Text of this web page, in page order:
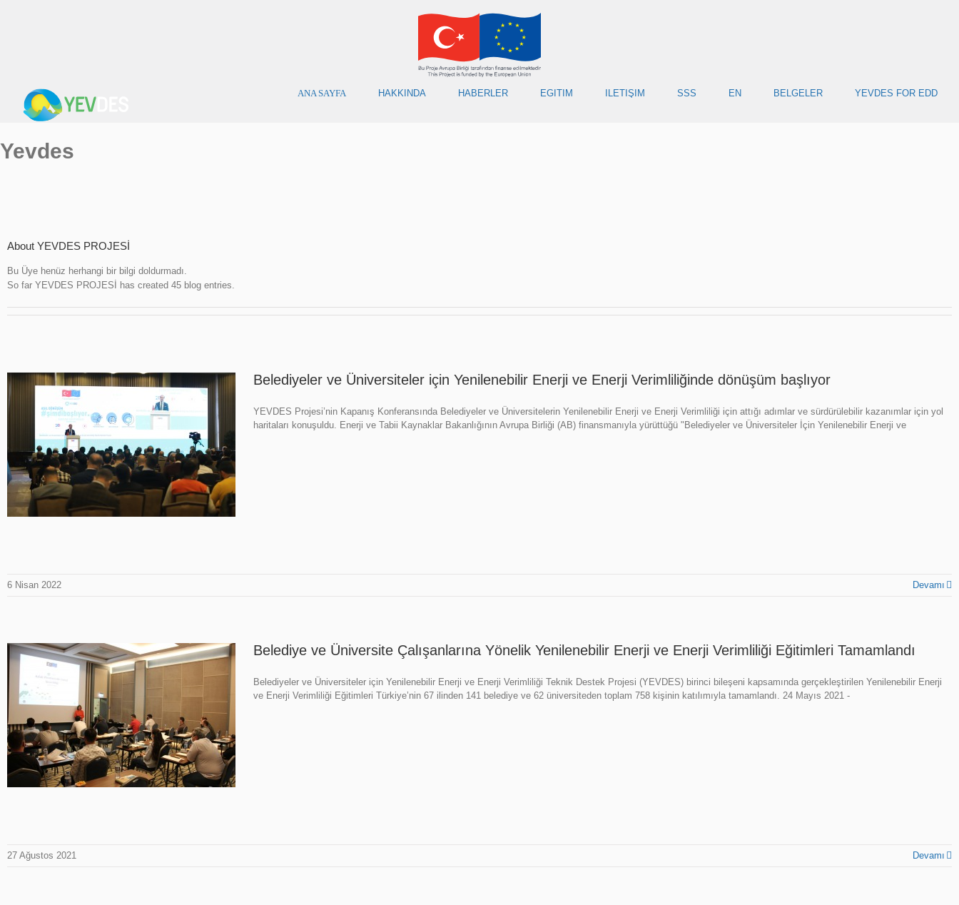
ANA SAYFA HAKKINDA HABERLER EĞİTİM İLETİŞİM SSS EN BELGELER YEVDES FOR EDD
Yevdes
About YEVDES PROJESİ
Bu Üye henüz herhangi bir bilgi doldurmadı.
So far YEVDES PROJESİ has created 45 blog entries.
Belediyeler ve Üniversiteler için Yenilenebilir Enerji ve Enerji Verimliliğinde dönüşüm başlıyor
YEVDES Projesi’nin Kapanış Konferansında Belediyeler ve Üniversitelerin Yenilenebilir Enerji ve Enerji Verimliliği için attığı adımlar ve sürdürülebilir kazanımlar için yol
haritaları konuşuldu. Enerji ve Tabii Kaynaklar Bakanlığının Avrupa Birliği (AB) finansmanıyla yürüttüğü "Belediyeler ve Üniversiteler İçin Yenilenebilir Enerji ve
6 Nisan 2022 Devamı
Belediye ve Üniversite Çalışanlarına Yönelik Yenilenebilir Enerji ve Enerji Verimliliği Eğitimleri Tamamlandı
Belediyeler ve Üniversiteler için Yenilenebilir Enerji ve Enerji Verimliliği Teknik Destek Projesi (YEVDES) birinci bileşeni kapsamında gerçekleştirilen Yenilenebilir Enerji
ve Enerji Verimliliği Eğitimleri Türkiye’nin 67 ilinden 141 belediye ve 62 üniversiteden toplam 758 kişinin katılımıyla tamamlandı. 24 Mayıs 2021 -
27 Ağustos 2021 Devamı